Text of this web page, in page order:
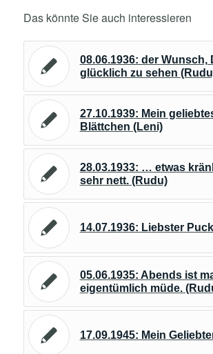
Das könnte Sie auch interessieren
08.06.1936: der Wunsch,
glücklich zu sehen
27.10.1939: Mein
Blättchen (Leni)
28.03.1933: … etwas
sehr nett. (Rudu)
14.07.1936: Liebster
05.06.1935: Abends ist
eigentümlich müde.
17.09.1945: Mein